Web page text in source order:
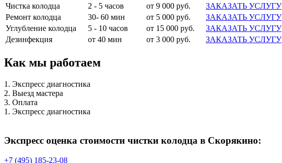
Чистка колодца
2 - 5 часов от 9 000 руб.
ЗАКАЗАТЬ УСЛУГУ
Ремонт колодца
30- 60 мин от 5 000 руб.
ЗАКАЗАТЬ УСЛУГУ
Углубление колодца
5 - 10 часов от 15 000 руб.
ЗАКАЗАТЬ УСЛУГУ
Дезинфекция
от 40 мин от 3 000 руб. ЗАКАЗАТЬ УСЛУГУ
Как мы работаем
1. Экспресс диагностика
2. Выезд мастера
3. Оплата
1. Экспресс диагностика
Экспресс оценка стоимости чистки колодца в Скорякино:
+7 (495) 185-23-08